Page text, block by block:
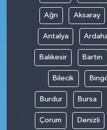
Ağrı Aksaray
Antalya
Balıkesir Bartın
Bilecik
Burdur Bursa
Çorum Denizli